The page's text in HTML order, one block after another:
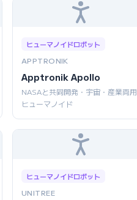
ヒューマノイドロボット
APPTRONIK
Apptronik Apollo
NASAと共同開発・宇宙・産業両用
ヒューマノイド
ヒューマノイドロボット
UNITREE